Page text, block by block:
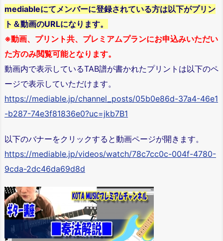
mediableにてメンバーに登録されている方は以下がプリン
ト＆動画のURLになります。
※動画、プリント共、プレミアムプランにお申込みいただい
た方のみ閲覧可能となります。
動画内で表示しているTAB譜が書かれたプリントは以下のペ
ージで表示していただけます。
https://mediable.jp/channel_posts/05b0e86d-37a4-46e1
-b287-74e3f81836e0?uc=jkb7B1
以下のバナーをクリックすると動画ページが開きます。
https://mediable.jp/videos/watch/78c7cc0c-004f-4780-
9cda-2dc46da69d8d